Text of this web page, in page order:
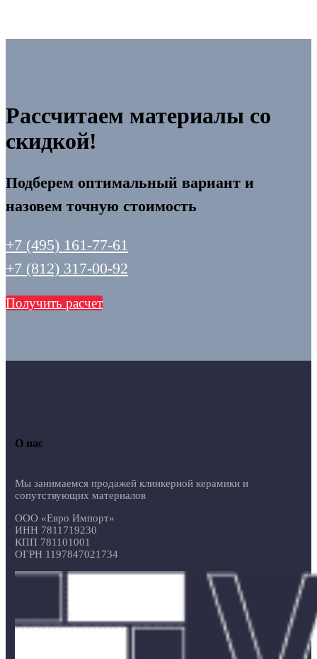
Рассчитаем материалы со
скидкой!
Подберем оптимальный вариант и
назовем точную стоимость
+7 (495) 161-77-61
+7 (812) 317-00-92
Получить расчет
О нас
Мы занимаемся продажей клинкерной керамики и
сопутствующих материалов
ООО «Евро Импорт»
ИНН 7811719230
КПП 781101001
ОГРН 1197847021734